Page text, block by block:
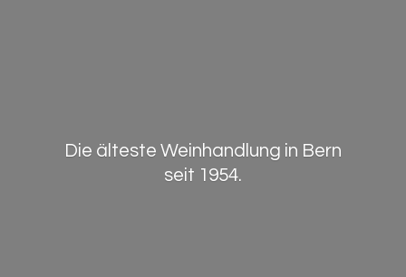
Die älteste Weinhandlung in Bern
seit 1954.